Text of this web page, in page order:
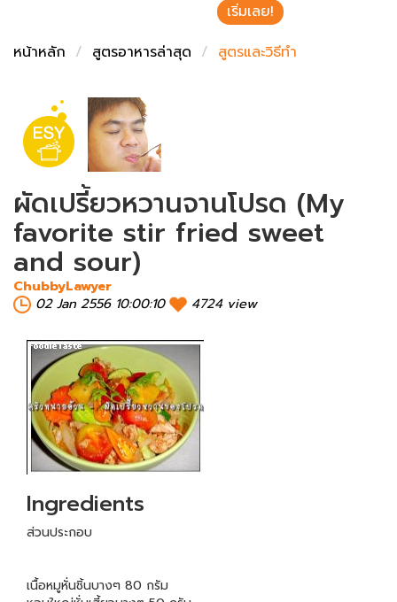
เริ่มเลย!
หน้าหลัก
สูตรอาหารล่าสุด สูตรและวิธีทำ
ผัดเปรี้ยวหวานจานโปรด (My
favorite stir fried sweet
and sour)
ChubbyLawyer
02 Jan 2556 10:00:10
4724 view
Ingredients
ส่วนประกอบ
เนื้อหมูหั่นชิ้นบางๆ 80 กรัม